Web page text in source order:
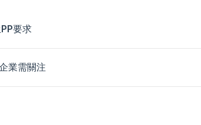
要求
業需關注